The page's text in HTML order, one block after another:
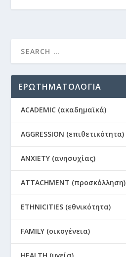
ΕΡΩΤΗΜΑΤΟΛΟΓΙΑ
ACADEMIC (ακαδημαϊκά)
AGGRESSION (επιθετικότητα)
ANXIETY (ανησυχίας)
ATTACHMENT (προσκόλληση)
ETHNICITIES (εθνικότητα)
FAMILY (οικογένεια)